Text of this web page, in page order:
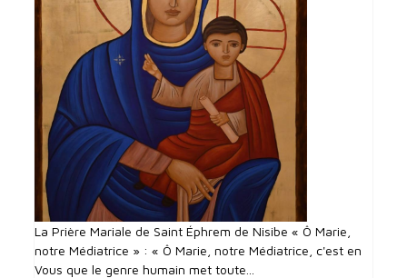
La Prière Mariale de Saint Éphrem de Nisibe « Ô Marie,
notre Médiatrice » : « Ô Marie, notre Médiatrice, c'est en
Vous que le genre humain met toute...